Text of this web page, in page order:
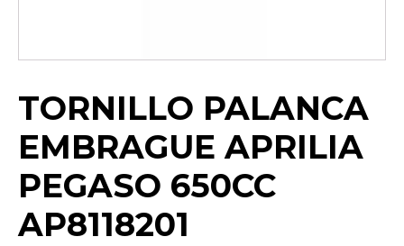
TORNILLO PALANCA
EMBRAGUE APRILIA
PEGASO 650CC
AP8118201